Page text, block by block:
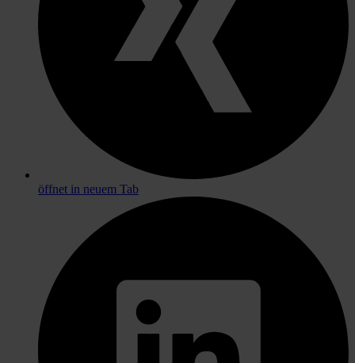
öffnet in neuem Tab